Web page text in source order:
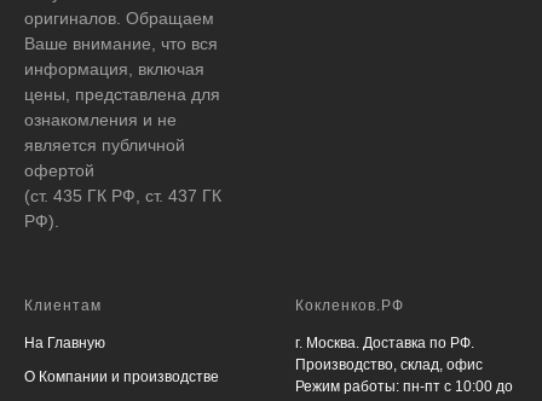
оригиналов. Обращаем
Ваше внимание, что вся
информация, включая
цены, представлена для
ознакомления и не
является публичной
офертой
(ст. 435 ГК РФ, ст. 437 ГК
РФ).
Клиентам
На Главную
О Компании и производстве
Кокленков.РФ
г. Москва. Доставка по РФ.
Производство, склад, офис
Режим работы: пн-пт с 10:00 до